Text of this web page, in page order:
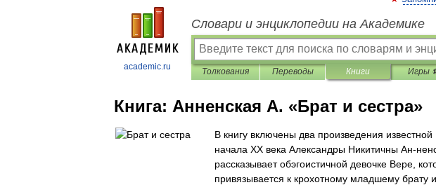
academic.ru
Словари и энциклопедии на Академике
Толкования Переводы Книги Игры
Книга: Анненская А. «Брат и сестра»
В книгу включены два произведения
начала XX века Александры Никитичны Ан-
рассказывает обэгоистичной девочке Вере,
привязывается к крохотному младшему брату